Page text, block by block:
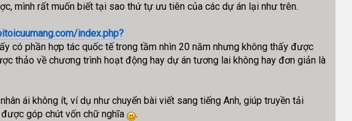
mình rất muốn biết tại sao thứ tự ưu tiên của các dự án lại như trên.
index.php?
có phần hợp tác quốc tế trong tầm nhìn 20 năm nhưng không thấy được
thảo về chương trình hoạt động hay dự án tương lai không hay đơn giản là
ái không ít, ví dụ như chuyển bài viết sang tiếng Anh, giúp truyền tải
góp chút vốn chữ nghĩa
.